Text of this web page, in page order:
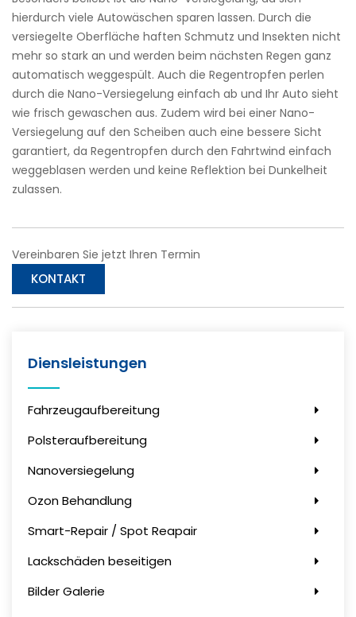
hierdurch viele Autowäschen sparen lassen. Durch die
versiegelte Oberfläche haften Schmutz und Insekten nicht
mehr so stark an und werden beim nächsten Regen ganz
automatisch weggespült. Auch die Regentropfen perlen
durch die Nano-Versiegelung einfach ab und Ihr Auto sieht
wie frisch gewaschen aus. Zudem wird bei einer Nano-
Versiegelung auf den Scheiben auch eine bessere Sicht
garantiert, da Regentropfen durch den Fahrtwind einfach
weggeblasen werden und keine Reflektion bei Dunkelheit
zulassen.
Vereinbaren Sie jetzt Ihren Termin
KONTAKT
Diensleistungen
Fahrzeugaufbereitung
Polsteraufbereitung
Nanoversiegelung
Ozon Behandlung
Smart-Repair / Spot Reapair
Lackschäden beseitigen
Bilder Galerie